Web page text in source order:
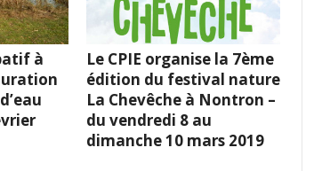
à
Le CPIE organise la 7ème
édition du festival nature
La Chevêche à Nontron –
du vendredi 8 au
dimanche 10 mars 2019